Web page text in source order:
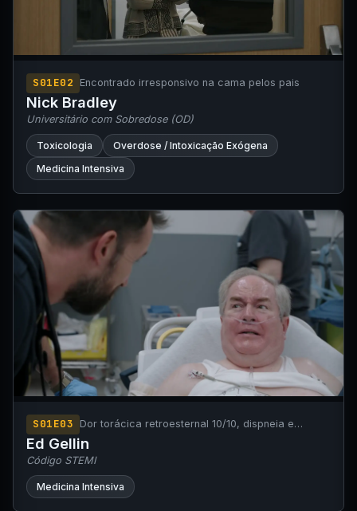
S01E02 Encontrado irresponsivo na cama pelos pais
Nick Bradley
Universitário com Sobredose (OD)
Toxicologia
Overdose / Intoxicação Exógena
Medicina Intensiva
S01E03
Dor torácica retroesternal 10/10, dispneia e
diaforese.
Ed Gellin
Código STEMI
Medicina Intensiva